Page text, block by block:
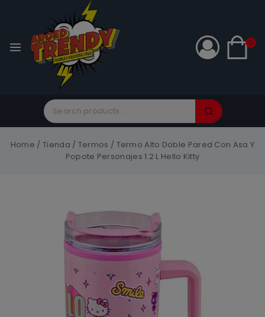
0
Home / Tienda / Termos / Termo Alto Doble Pared Con Asa Y
Popote Personajes 1.2 L Hello Kitty